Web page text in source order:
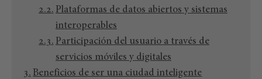
Plataformas de datos abiertos y sistemas
interoperables
Participación del usuario a través de
servicios móviles y digitales
Beneficios de ser una ciudad inteligente